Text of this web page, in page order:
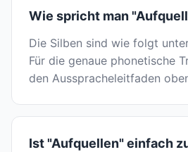
Wie spricht man
Die Silben sind wie folgt
Für die genaue phonetische
den Ausspracheleitfaden
Ist "Aufquellen" einfach